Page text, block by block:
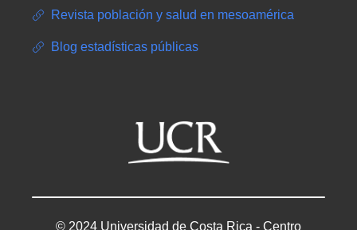
Revista población y salud en mesoamérica
Blog estadísticas públicas
© 2024 Universidad de Costa Rica - Centro